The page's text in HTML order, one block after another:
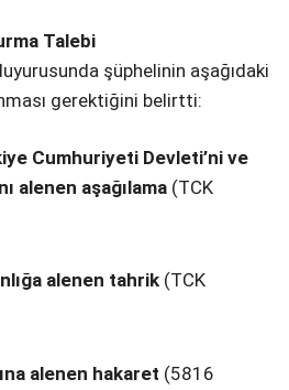
Talebi
şüphelinin aşağıdaki
gerektiğini belirtti:
Cumhuriyeti Devleti’ni ve
alenen aşağılama (TCK
alenen tahrik (TCK
alenen hakaret (5816